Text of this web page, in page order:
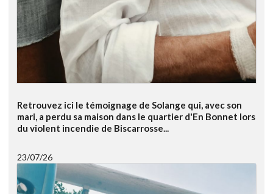
Retrouvez ici le témoignage de Solange qui, avec son
mari, a perdu sa maison dans le quartier d'En Bonnet lors
du violent incendie de Biscarrosse...
23/07/26